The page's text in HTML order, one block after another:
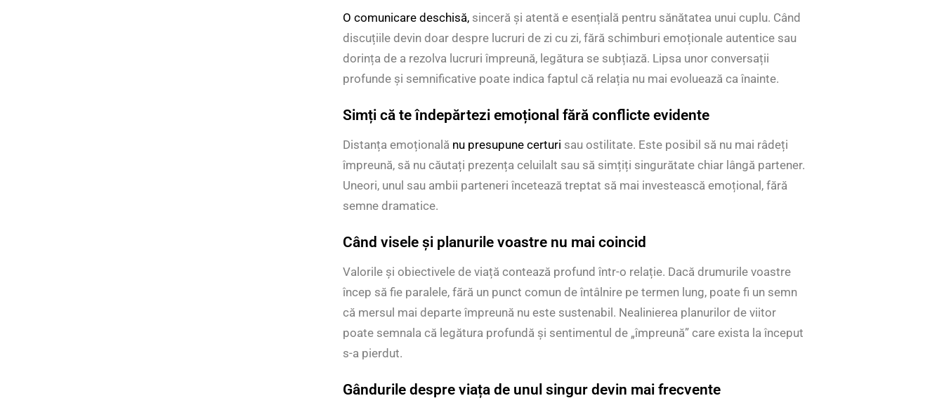
O comunicare deschisă, sinceră și atentă e esențială pentru sănătatea unui cuplu. Când
discuțiile devin doar despre lucruri de zi cu zi, fără schimburi emoționale autentice sau
dorința de a rezolva lucruri împreună, legătura se subțiază. Lipsa unor conversații
profunde și semnificative poate indica faptul că relația nu mai evoluează ca înainte.
Simți că te îndepărtezi emoțional fără conflicte evidente
Distanța emoțională nu presupune certuri sau ostilitate. Este posibil să nu mai râdeți
împreună, să nu căutați prezența celuilalt sau să simțiți singurătate chiar lângă partener.
Uneori, unul sau ambii parteneri încetează treptat să mai investească emoțional, fără
semne dramatice.
Când visele și planurile voastre nu mai coincid
Valorile și obiectivele de viață contează profund într-o relație. Dacă drumurile voastre
încep să fie paralele, fără un punct comun de întâlnire pe termen lung, poate fi un semn
că mersul mai departe împreună nu este sustenabil. Nealinierea planurilor de viitor
poate semnala că legătura profundă și sentimentul de „împreună” care exista la început
s-a pierdut.
Gândurile despre viața de unul singur devin mai frecvente